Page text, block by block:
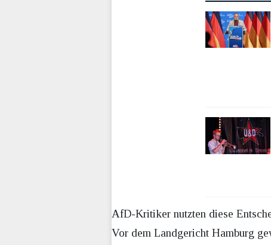
AfD-Kritiker nutzten diese
Vor dem Landgericht Hamburg